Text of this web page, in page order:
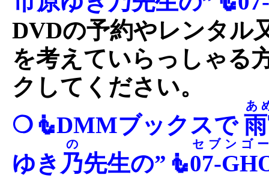
DVDの予約やレンタル
を考えていらっしゃる
クしてください。
❍🧜DMMブックスで
あ
ゆき 乃
の
先生の”🧜07-
セブンゴ